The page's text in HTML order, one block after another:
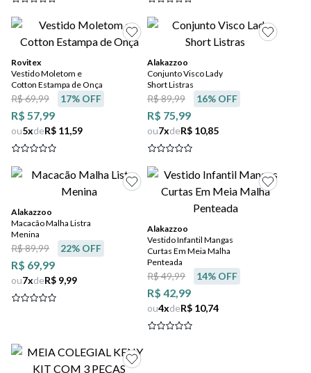
Rovitex
Vestido Moletom e
Cotton Estampa de Onça
R$ 57,99
R$ 69,99 17% OFF
ou5xdeR$ 11,59
Alakazzoo
Conjunto Visco Lady
Short Listras
R$ 75,99
R$ 89,99 16% OFF
ou7xdeR$ 10,85
Alakazzoo
Macacão Malha Listra
Menina
R$ 69,99
R$ 89,99 22% OFF
ou7xdeR$ 9,99
Alakazzoo
Vestido Infantil Mangas
Curtas Em Meia Malha
Penteada
R$ 42,99
R$ 49,99 14% OFF
ou4xdeR$ 10,74